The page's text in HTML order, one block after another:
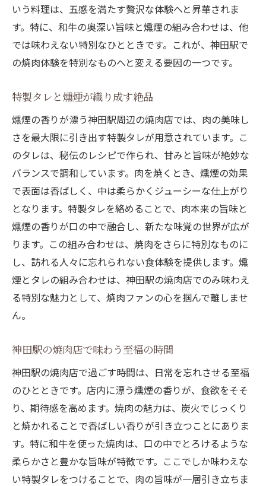
いう料理は、五感を満たす贅沢な体験へと昇華されま
す。特に、和牛の奥深い旨味と燻煙の組み合わせは、他
では味わえない特別なひとときです。これが、神田駅で
の焼肉体験を特別なものへと変える要因の一つです。
特製タレと燻煙が織り成す絶品
燻煙の香りが漂う神田駅周辺の焼肉店では、肉の美味し
さを最大限に引き出す特製タレが用意されています。こ
のタレは、秘伝のレシピで作られ、甘みと旨味が絶妙な
バランスで調和しています。肉を焼くとき、燻煙の効果
で表面は香ばしく、中は柔らかくジューシーな仕上がり
となります。特製タレを絡めることで、肉本来の旨味と
燻煙の香りが口の中で融合し、新たな味覚の世界が広が
ります。この組み合わせは、焼肉をさらに特別なものに
し、訪れる人々に忘れられない食体験を提供します。燻
煙とタレの組み合わせは、神田駅の焼肉店でのみ味わえ
る特別な魅力として、焼肉ファンの心を掴んで離しませ
ん。
神田駅の焼肉店で味わう至福の時間
神田駅の焼肉店で過ごす時間は、日常を忘れさせる至福
のひとときです。店内に漂う燻煙の香りが、食欲をそそ
り、期待感を高めます。焼肉の魅力は、炭火でじっくり
と焼かれることで香ばしい香りが引き立つことにありま
す。特に和牛を使った焼肉は、口の中でとろけるような
柔らかさと豊かな旨味が特徴です。ここでしか味わえな
い特製タレをつけることで、肉の旨味が一層引き立ちま